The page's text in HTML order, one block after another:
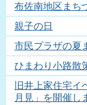
布佐南地区まち
親子の日
市民プラザの夏
ひまわり小路散
旧井上家住宅
月見」を開催し